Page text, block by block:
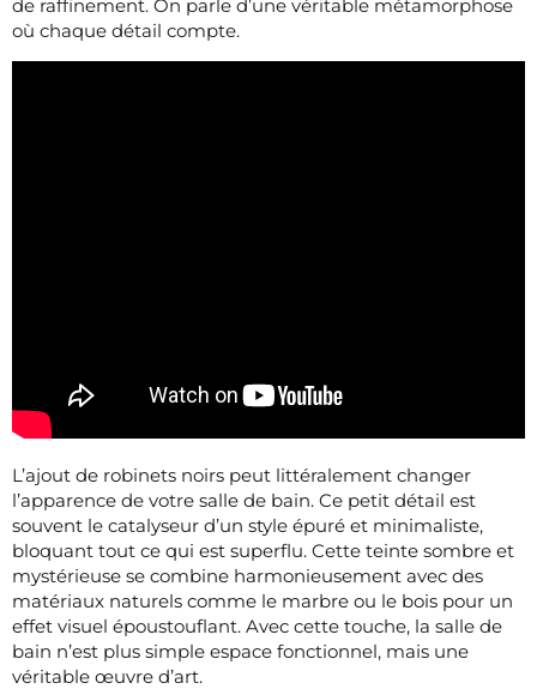
de raffinement. On parle d’une véritable métamorphose
où chaque détail compte.
L’ajout de robinets noirs peut littéralement changer
l’apparence de votre salle de bain. Ce petit détail est
souvent le catalyseur d’un style épuré et minimaliste,
bloquant tout ce qui est superflu. Cette teinte sombre et
mystérieuse se combine harmonieusement avec des
matériaux naturels comme le marbre ou le bois pour un
effet visuel époustouflant. Avec cette touche, la salle de
bain n’est plus simple espace fonctionnel, mais une
véritable œuvre d’art.